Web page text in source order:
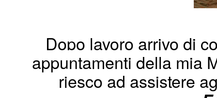
Dopo lavoro arrivo di
appuntamenti della mia
riesco ad assistere